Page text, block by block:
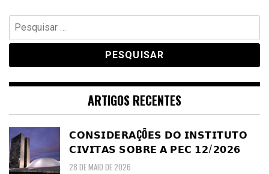
Pesquisar
por:
ARTIGOS RECENTES
𝗖𝗢𝗡𝗦𝗜𝗗𝗘𝗥𝗔ÇÕ𝗘𝗦 𝗗𝗢 𝗜𝗡𝗦𝗧𝗜𝗧𝗨𝗧𝗢
𝗖𝗜𝗩𝗜𝗧𝗔𝗦 𝗦𝗢𝗕𝗥𝗘 𝗔 𝗣𝗘𝗖 𝟭𝟮/𝟮𝟬𝟮𝟲
28 DE MAIO DE 2026